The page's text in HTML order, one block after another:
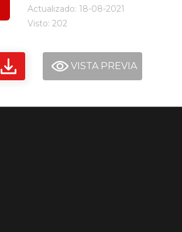
Actualizado: 18-08-2021
Visto: 202
VISTA PREVIA